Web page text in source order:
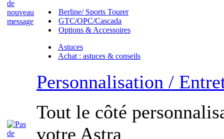
Berline/ Sports Tourer
GTC/OPC/Cascada
Options & Accessoires
Astuces
Achat : astuces & conseils
Personnalisation /
Tout le côté
votre Astra